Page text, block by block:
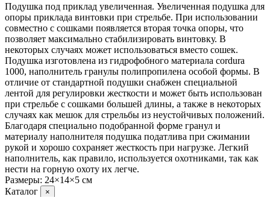
Подушка под приклад увеличенная. Увеличенная подушка для
опоры приклада винтовки при стрельбе. При использовании
совместно с сошками появляется вторая точка опоры, что
позволяет максимально стабилизировать винтовку. В
некоторых случаях может использоваться вместо сошек.
Подушка изготовлена из гидрофобного материала cordura
1000, наполнитель гранулы полипропилена особой формы. В
отличие от стандартной подушки снабжен специальной
лентой для регулировки жесткости и может быть использован
при стрельбе с сошками большей длины, а также в некоторых
случаях как мешок для стрельбы из неустойчивых положений.
Благодаря специально подобранной форме гранул и
материалу наполнителя подушка податлива при сжимании
рукой и хорошо сохраняет жесткость при нагрузке. Легкий
наполнитель, как правило, используется охотниками, так как
нести на горную охоту их легче.
Размеры: 24×14×5 см
Каталог
×